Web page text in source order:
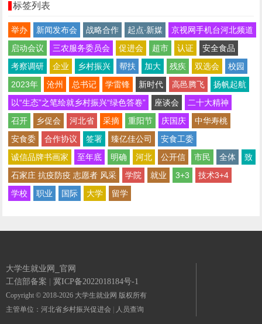
标签列表
举办 新闻发布会 战略合作 起点∙新媒
京视网手机台河北频道
启动会议
三农服务委员会 促进会 超市 认证
安全食品
考察调研
企业 乡村振兴 帮扶 加大 残疾 双选会
校园
2023年
沧州 总书记 学雷锋 新时代 高邑腾飞
扬帆起航
以“生态”之笔绘就乡村振兴“绿色答卷”
座谈会
二十大精神
召开
乡促会 河北省 采摘 重阳节 庆国庆
中华寿桃
安食委
合作协议 签署 臻亿佳公司
安食工委
诚信品牌书画家
至年底 明确 河北 公开信 市民 全体
致
石家庄 抗疫防疫 志愿者 风采
学院 就业 3+3
技术3+4
学校
职业 国际 大学 留学
大学生就业网_官网
工信部备案 冀ICP备2022018184号-1
Copyright © 2018-2026 大学生就业网 版权所有
主管单位：河北省乡村振兴促进会
人员查询